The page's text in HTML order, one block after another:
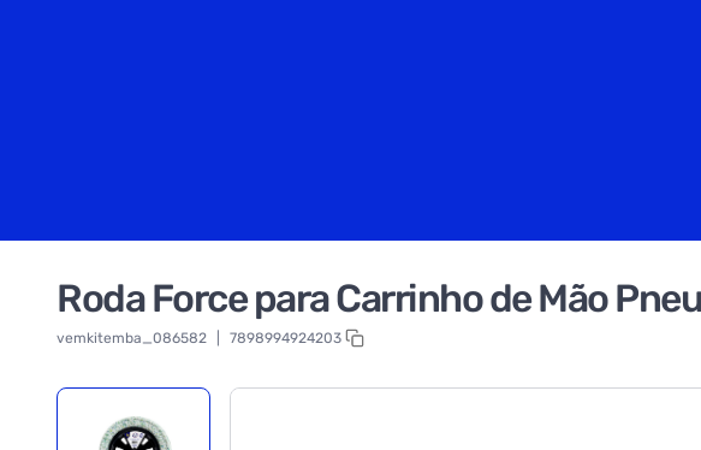
Roda Force para Carrinho de Mão
vemkitemba_086582 7898994924203